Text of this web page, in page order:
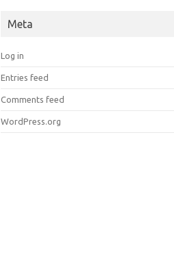
Meta
Log in
Entries feed
Comments feed
WordPress.org